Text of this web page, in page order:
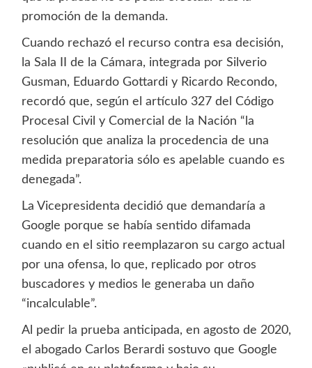
promoción de la demanda.
Cuando rechazó el recurso contra esa decisión,
la Sala II de la Cámara, integrada por Silverio
Gusman, Eduardo Gottardi y Ricardo Recondo,
recordó que, según el artículo 327 del Código
Procesal Civil y Comercial de la Nación “la
resolución que analiza la procedencia de una
medida preparatoria sólo es apelable cuando es
denegada”.
La Vicepresidenta decidió que demandaría a
Google porque se había sentido difamada
cuando en el sitio reemplazaron su cargo actual
por una ofensa, lo que, replicado por otros
buscadores y medios le generaba un daño
“incalculable”.
Al pedir la prueba anticipada, en agosto de 2020,
el abogado Carlos Berardi sostuvo que Google